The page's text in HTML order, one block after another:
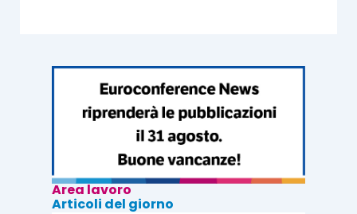
Area lavoro
Articoli del giorno